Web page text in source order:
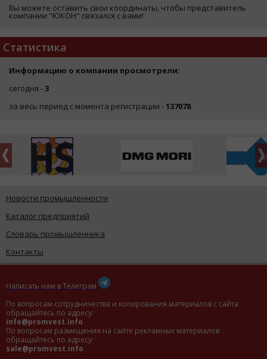
Вы можете оставить свои координаты, чтобы представитель
компании "ЮКОН" связался с вами!
Статистика
Информацию о компании просмотрели:
сегодня -3
за весь период с момента регистрации -137078
Новости промышленности
Каталог предприятий
Словарь промышленника
Контакты
Написать нам в Телеграм
По вопросам сотрудничества и копирования материалов с сайта
обращайтесь по адресу:
info@promvest.info
По вопросам размещения на сайте рекламных материалов
обращайтесь по адресу:
sale@promvest.info